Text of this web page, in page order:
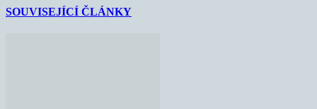
SOUVISEJÍCÍ ČLÁNKY